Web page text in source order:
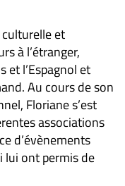
et
à l’étranger,
et l’Espagnol et
Au cours de son
Floriane s’est
associations
d’évènements
lui ont permis de